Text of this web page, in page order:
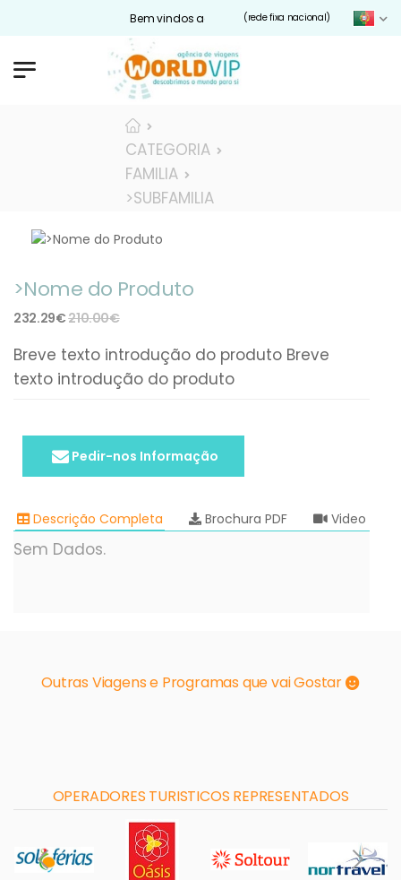
Bem vindos ao nosso site Worldvip.pt
(rede fixa nacional)
CATEGORIA
FAMILIA
>SUBFAMILIA
>Nome do Produto
232.29€210.00€
Breve texto introdução do produto Breve
texto introdução do produto
Pedir-nos Informação
Descrição Completa Brochura PDF Video
Sem Dados.
Outras Viagens e Programas que vai Gostar
OPERADORES TURISTICOS REPRESENTADOS